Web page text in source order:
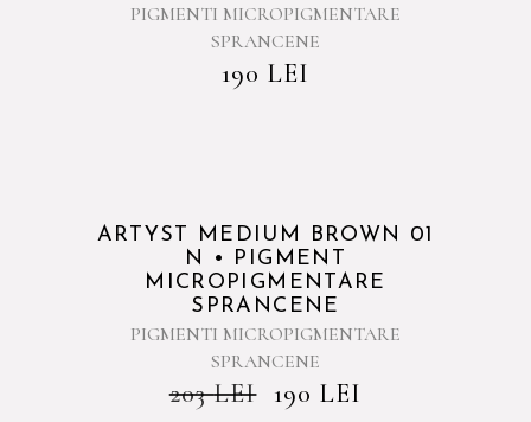
PIGMENTI MICROPIGMENTARE
SPRANCENE
190 LEI
Sold
ARTYST MEDIUM BROWN 01
N • PIGMENT
MICROPIGMENTARE
SPRANCENE
PIGMENTI MICROPIGMENTARE
SPRANCENE
203LEI 190 LEI